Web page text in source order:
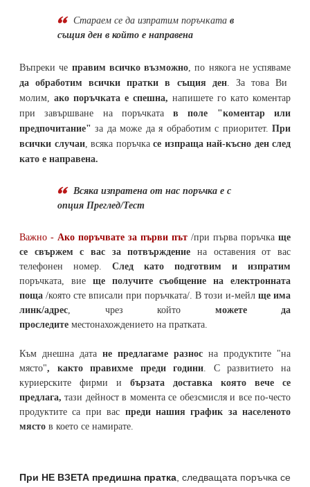
Стараем се да изпратим поръчката в
същия ден в който е направена
Въпреки че правим всичко възможно, по някога не успяваме
да обработим всички пратки в същия ден. За това Ви
молим, ако поръчката е спешна, напишете го като коментар
при завършване на поръчкатав поле "коментар или
предпочитание" за да може да я обработим с приоритет. При
всички случаи, всяка поръчка се изпраща най-късно ден след
като е направена.
Всяка изпратена от нас поръчка е с
опция Преглед/Тест
Важно - Ако поръчвате за първи път /при първа поръчка ще
се свържем с вас за потвърждение на оставения от вас
телефонен номер. След като подготвим и изпратим
поръчката, вие ще получите съобщение на електронната
поща /която сте вписали при поръчката/. В този и-мейл ще има
линк/адрес, чрез който можете да
проследите местонахождението на пратката.
Към днешна дата не предлагаме разнос на продуктите "на
място", както правихме преди години. С развитието на
куриерските фирми и бързата доставка която вече се
предлага, тази дейност в момента се обезсмисля и все по-често
продуктите са при вас преди нашия график за населеното
място в което се намирате.
При НЕ ВЗЕТА предишна пратка, следващата поръчка се